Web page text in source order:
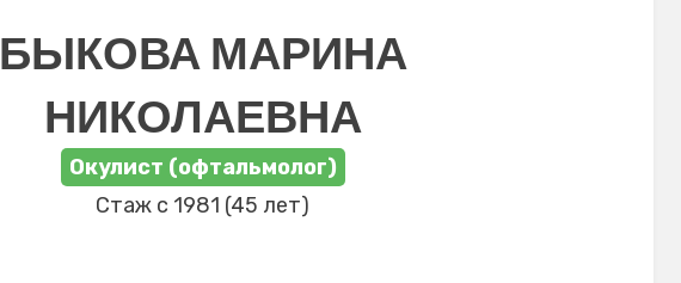
БЫКОВА МАРИНА
НИКОЛАЕВНА
Окулист (офтальмолог)
Стаж с 1981 (45 лет)